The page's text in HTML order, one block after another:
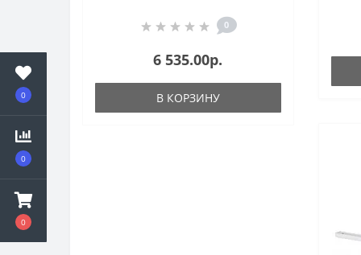
0
0
0
0
6 535.00р.
В КОРЗИНУ